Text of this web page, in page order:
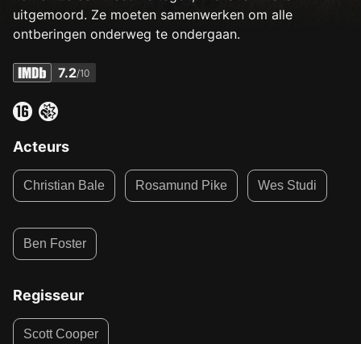
uitgemoord. Ze moeten samenwerken om alle
ontberingen onderweg te ondergaan.
7.2/10
Acteurs
Christian Bale Rosamund Pike Wes Studi
Ben Foster
Regisseur
Scott Cooper